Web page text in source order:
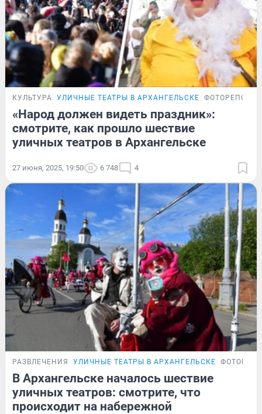
КУЛЬТУРА УЛИЧНЫЕ ТЕАТРЫ В АРХАНГЕЛЬСКЕ
«Народ должен видеть праздник»:
смотрите, как прошло шествие
уличных театров в Архангельске
27 июня, 2025, 19:50 6 748 4
РАЗВЛЕЧЕНИЯ УЛИЧНЫЕ ТЕАТРЫ В АРХАНГЕЛЬСКЕ
В Архангельске началось шествие
уличных театров: смотрите, что
происходит на набережной